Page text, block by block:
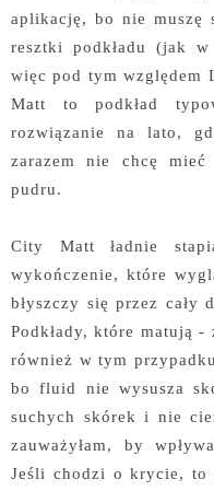
aplikację, bo nie muszę
resztki podkładu (jak
więc pod tym względem
Matt to podkład
rozwiązanie na lato,
zarazem nie chcę
pudru.
City Matt ładnie
wykończenie, które
błyszczy się przez cały
Podkłady, które matują -
również w tym
bo fluid nie wysusza
suchych skórek i nie
zauważyłam, by
Jeśli chodzi o krycie, to